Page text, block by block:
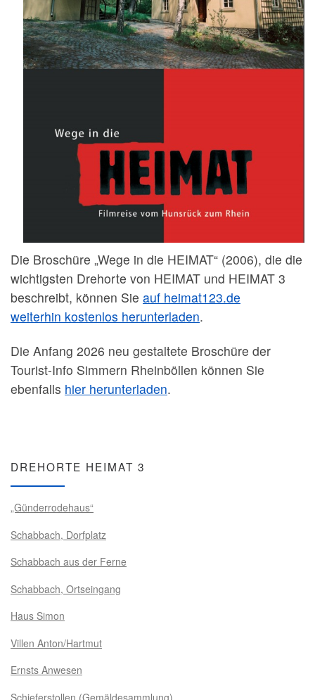
Die Broschüre „Wege in die HEIMAT“ (2006), die die
wichtigsten Drehorte von HEIMAT und HEIMAT 3
beschreibt, können Sie auf heimat123.de
weiterhin kostenlos herunterladen.
Die Anfang 2026 neu gestaltete Broschüre der
Tourist-Info Simmern Rheinböllen können Sie
ebenfalls hier herunterladen.
DREHORTE HEIMAT 3
„Günderrodehaus“
Schabbach, Dorfplatz
Schabbach aus der Ferne
Schabbach, Ortseingang
Haus Simon
Villen Anton/Hartmut
Ernsts Anwesen
Schieferstollen (Gemäldesammlung)